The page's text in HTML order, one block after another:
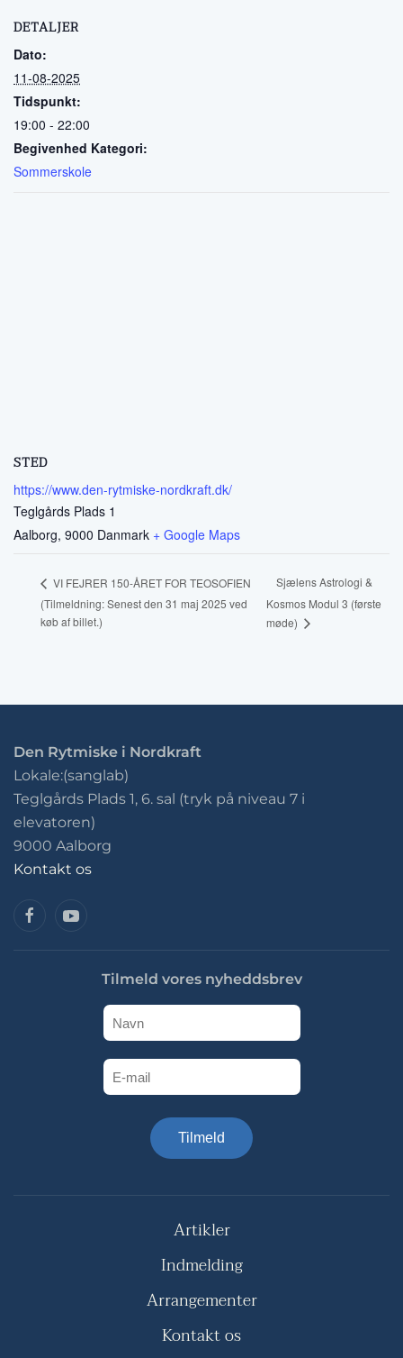
DETALJER
Dato:
11-08-2025
Tidspunkt:
19:00 - 22:00
Begivenhed Kategori:
Sommerskole
STED
https://www.den-rytmiske-nordkraft.dk/
Teglgårds Plads 1
Aalborg, 9000 Danmark + Google Maps
VI FEJRER 150-ÅRET FOR TEOSOFIEN
(Tilmeldning: Senest den 31 maj 2025 ved
køb af billet.)
Sjælens Astrologi &
Kosmos Modul 3 (første
møde)
Den Rytmiske i Nordkraft
Lokale:(sanglab)
Teglgårds Plads 1, 6. sal (tryk på niveau 7 i
elevatoren)
9000 Aalborg
Kontakt os
Tilmeld vores nyheddsbrev
Tilmeld
Artikler
Indmelding
Arrangementer
Kontakt os